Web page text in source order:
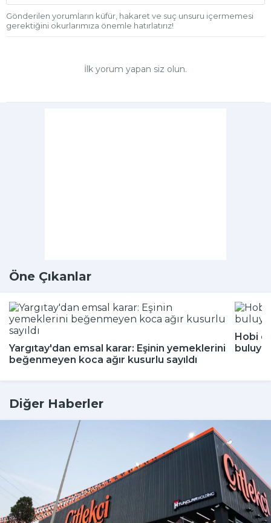
Gönderilen yorumların küfür, hakaret ve suç unsuru içermemesi
gerektiğini okurlarımıza önemle hatırlatırız!
İlk yorum yapan siz olun.
Öne Çıkanlar
Yargıtay'dan emsal karar: Eşinin yemeklerini
beğenmeyen koca ağır kusurlu sayıldı
Hobi
Diğer Haberler